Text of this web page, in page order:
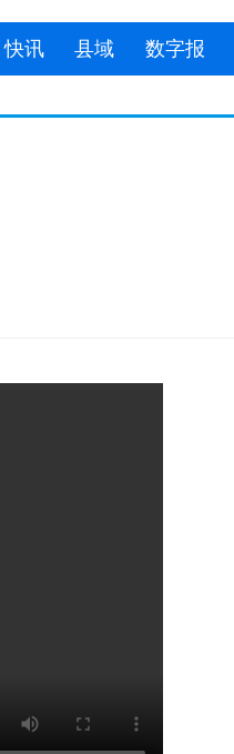
快讯 县域 数字报